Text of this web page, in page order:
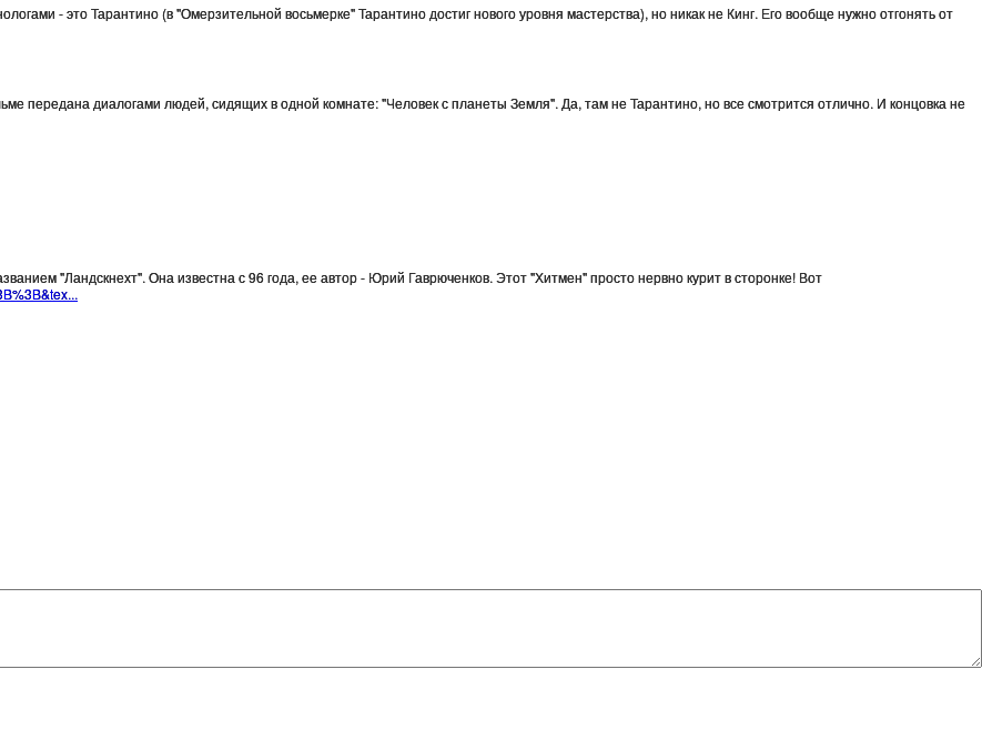
- это Тарантино (в "Омерзительной восьмерке" Тарантино достиг нового уровня мастерства), но никак не Кинг. Его вообще нужно отгонять от
передана диалогами людей, сидящих в одной комнате: "Человек с планеты Земля". Да, там не Тарантино, но все смотрится отлично. И концовка не
"Ландскнехт". Она известна с 96 года, ее автор - Юрий Гаврюченков. Этот "Хитмен" просто нервно курит в сторонке! Вот